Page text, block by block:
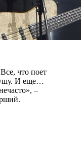
что поет
И еще…
–